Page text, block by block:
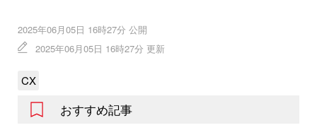
2025年06月05日 16時27分 公開
2025年06月05日 16時27分 更新
CX
おすすめ記事